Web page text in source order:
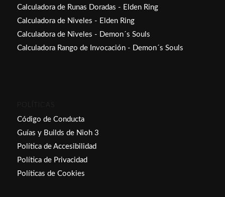
Calculadora de Runas Doradas - Elden Ring
Calculadora de Niveles - Elden Ring
Calculadora de Niveles - Demon´s Souls
Calculadora Rango de Invocación - Demon´s Souls
POLÍTICAS
Código de Conducta
Guías y Builds de Nioh 3
Política de Accesibilidad
Política de Privacidad
Políticas de Cookies